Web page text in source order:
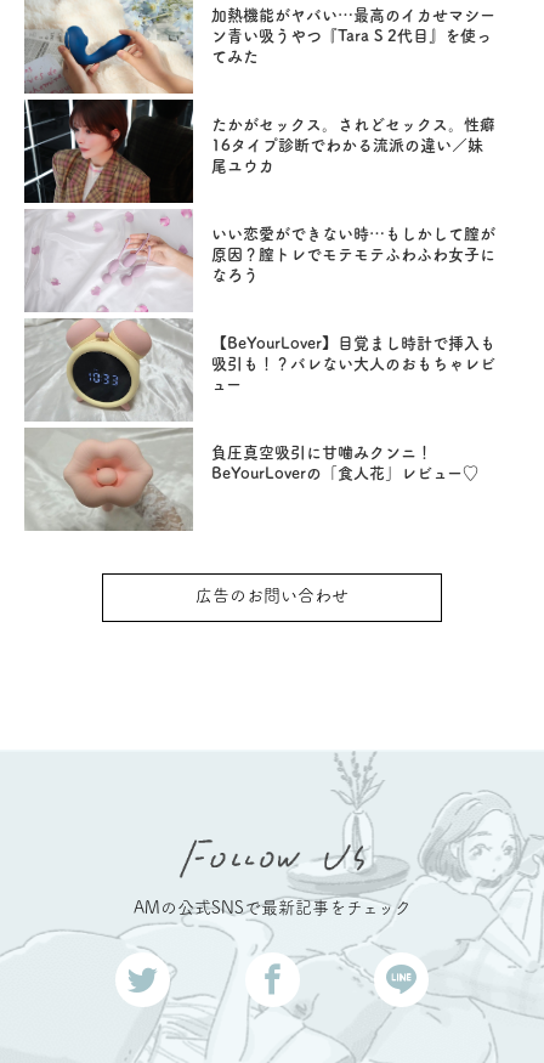
加熱機能がヤバい…最高のイカせマシー
ン青い吸うやつ『Tara S 2代目』を使っ
てみた
たかがセックス。されどセックス。性癖
16タイプ診断でわかる流派の違い／妹
尾ユウカ
いい恋愛ができない時…もしかして膣が
原因？膣トレでモテモテふわふわ女子に
なろう
【BeYourLover】目覚まし時計で挿入も
吸引も！？バレない大人のおもちゃレビ
ュー
負圧真空吸引に甘噛みクンニ！
BeYourLoverの「食人花」レビュー♡
広告のお問い合わせ
AMの公式SNSで最新記事をチェック